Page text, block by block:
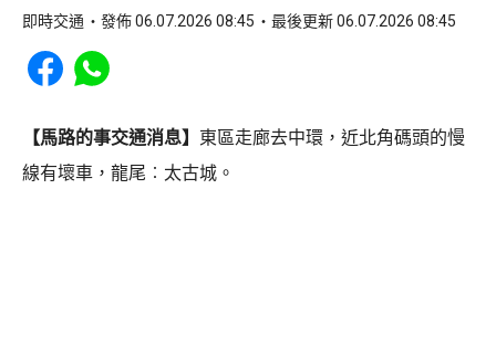
即時交通 發佈 06.07.2026 08:45 最後更新 06.07.2026 08:45
Share to Facebook
Share to WhatsApp
【馬路的事交通消息】 東區走廊去中環，近北角碼頭的慢
線有壞車，龍尾︰太古城。